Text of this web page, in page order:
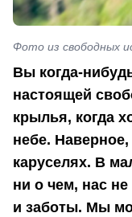
Фото из свободных
Вы когда-
настоящей
крылья, когда
небе. Наверное,
каруселях. В
ни о чем, нас
и заботы. Мы